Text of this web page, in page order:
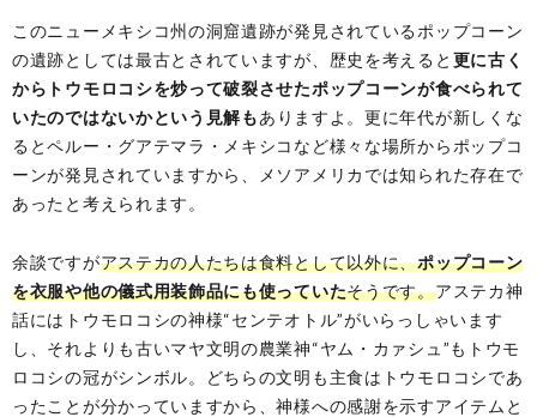
このニューメキシコ州の洞窟遺跡が発見されているポップコーン
の遺跡としては最古とされていますが、歴史を考えると 更に古く
からトウモロコシを炒って破裂させたポップコーンが食べられて
いたのではないかという見解もありますよ。更に年代が新しくな
るとペルー・グアテマラ・メキシコなど様々な場所からポップコ
ーンが発見されていますから、メソアメリカでは知られた存在で
あったと考えられます。
余談ですがアステカの人たちは食料として以外に、ポップコーン
を衣服や他の儀式用装飾品にも使っていたそうです。アステカ神
話にはトウモロコシの神様“センテオトル”がいらっしゃいます
し、それよりも古いマヤ文明の農業神“ヤム・カァシュ”もトウモ
ロコシの冠がシンボル。どちらの文明も主食はトウモロコシであ
ったことが分かっていますから、神様への感謝を示すアイテムと